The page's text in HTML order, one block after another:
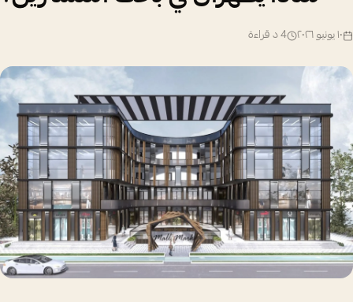
١٠ يونيو ٢٠٢٦ 4د قراءة